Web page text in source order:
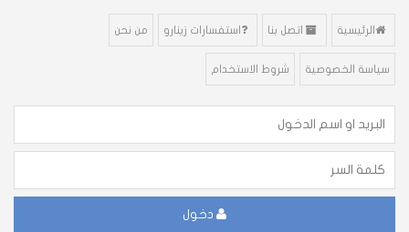
الرئيسية اتصل بنا استفسارات زينارو من نحن
سياسة الخصوصية شروط الاستخدام
دخول